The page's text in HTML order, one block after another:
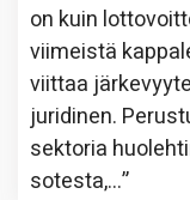
on kuin
viimeistä
viittaa
juridinen.
sektoria
sotesta,…”